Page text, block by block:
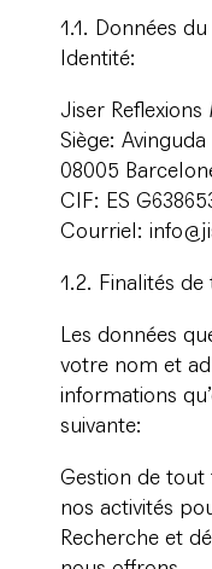
1.1. Données
Identité:
Jiser
Siège:
08005
CIF: ES
Courriel:
1.2. Finalités
Les données
votre nom et
informations
suivante:
Gestion de
nos activités
Recherche et